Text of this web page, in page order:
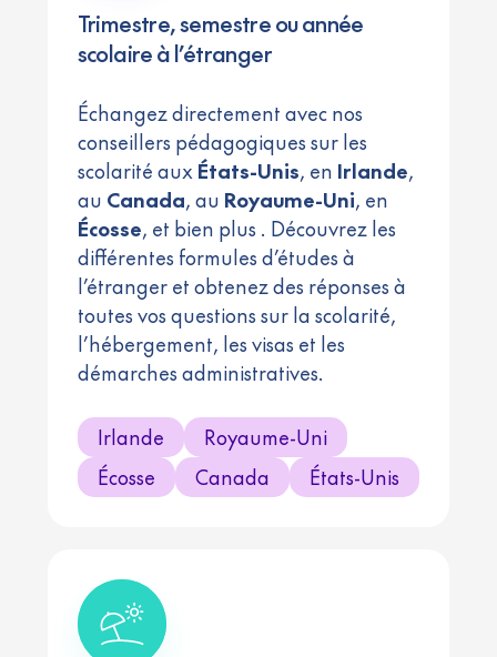
Trimestre, semestre ou année
scolaire à l’étranger
Échangez directement avec nos
conseillers pédagogiques sur les
scolarité aux États-Unis, en Irlande,
au Canada, au Royaume-Uni, en
Écosse, et bien plus . Découvrez les
différentes formules d’études à
l’étranger et obtenez des réponses à
toutes vos questions sur la scolarité,
l’hébergement, les visas et les
démarches administratives.
Irlande
Royaume-Uni
Écosse
Canada États-Unis